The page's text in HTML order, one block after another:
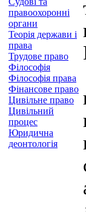
правоохоронні
органи
Теорія держави і
права
Трудове право
Філософія
Філософія права
Фінансове право
Цивільне право
Цивільний
процес
Юридична
деонтологія